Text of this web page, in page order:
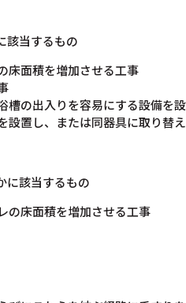
該当するもの
床面積を増加させる工事
槽の出入りを容易にする設備を
設置し、または同器具に取り替
に該当するもの
の床面積を増加させる工事